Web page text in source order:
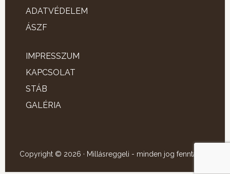
ADATVÉDELEM
ÁSZF
IMPRESSZUM
KAPCSOLAT
STÁB
GALÉRIA
Copyright © 2026 · Millásreggeli - minden jog fenntartva!